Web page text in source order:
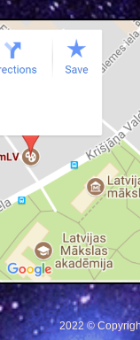
2022 ©